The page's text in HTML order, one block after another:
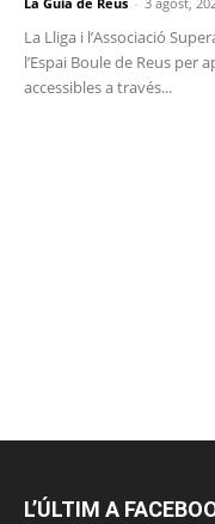
La Lliga i l’Associació
l’Espai Boule de Reus
accessibles a través...
L’ÚLTIM A